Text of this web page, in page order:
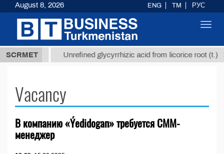
SCRMET
37,8 ТМТ Unrefined glycyrrhizic acid from licorice root (t.)
Vacancy
В компанию «Ýedidogan» требуется СММ-
менеджер
August 8, 2026 ENG TM РУС